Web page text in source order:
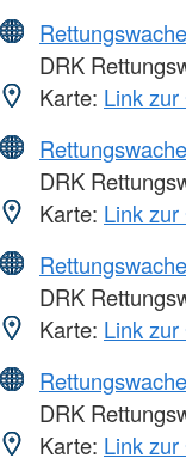
Rettungswache
DRK
Karte: Link
Rettungswache
DRK
Karte: Link
Rettungswache
DRK
Karte: Link
Rettungswache
DRK
Karte: Link